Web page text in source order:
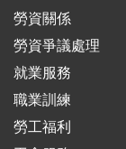
勞資關係
勞資爭議處理
就業服務
職業訓練
勞工福利